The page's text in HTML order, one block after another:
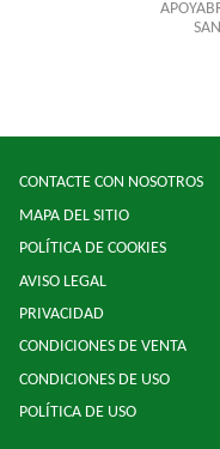
CONTACTE CON NOSOTROS
MAPA DEL SITIO
POLÍTICA DE COOKIES
AVISO LEGAL
PRIVACIDAD
CONDICIONES DE VENTA
CONDICIONES DE USO
POLÍTICA DE USO